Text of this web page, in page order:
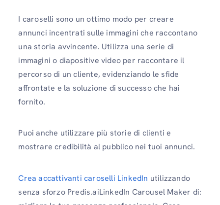
I caroselli sono un ottimo modo per creare
annunci incentrati sulle immagini che raccontano
una storia avvincente. Utilizza una serie di
immagini o diapositive video per raccontare il
percorso di un cliente, evidenziando le sfide
affrontate e la soluzione di successo che hai
fornito.
Puoi anche utilizzare più storie di clienti e
mostrare credibilità al pubblico nei tuoi annunci.
Crea accattivanti caroselli LinkedIn utilizzando
senza sforzo Predis.aiLinkedIn Carousel Maker di: